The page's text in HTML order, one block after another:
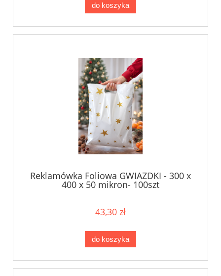
do koszyka
Reklamówka Foliowa GWIAZDKI - 300 x
400 x 50 mikron- 100szt
43,30 zł
do koszyka